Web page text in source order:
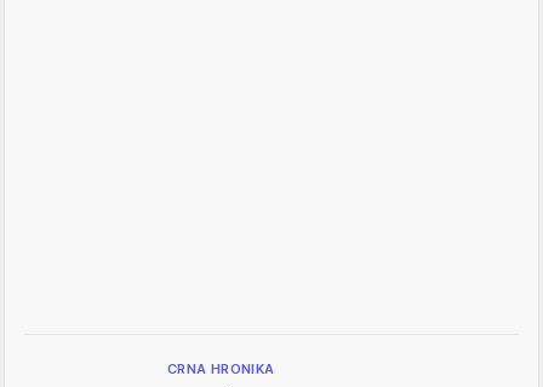
CRNA HRONIKA